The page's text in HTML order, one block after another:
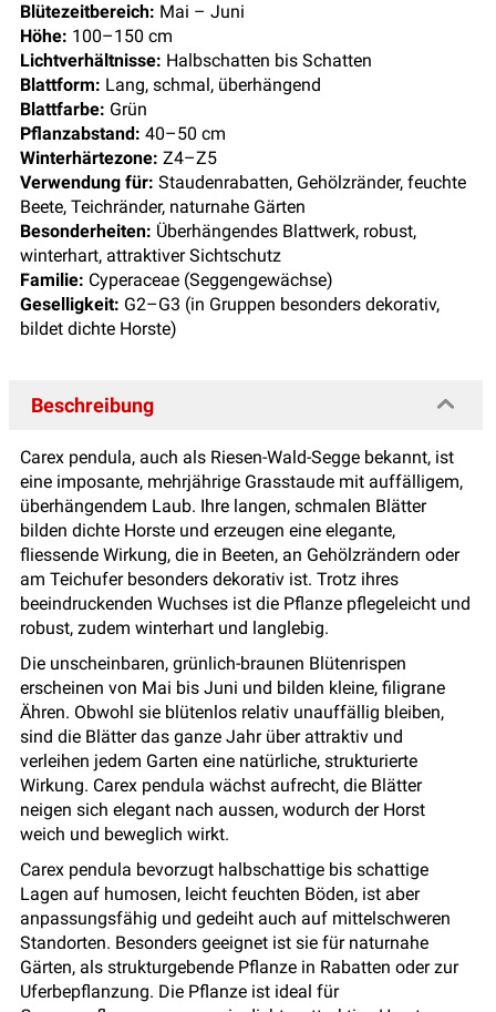
Blütezeitbereich: Mai – Juni
Höhe: 100–150 cm
Lichtverhältnisse: Halbschatten bis Schatten
Blattform: Lang, schmal, überhängend
Blattfarbe: Grün
Pflanzabstand: 40–50 cm
Winterhärtezone: Z4–Z5
Verwendung für: Staudenrabatten, Gehölzränder, feuchte
Beete, Teichränder, naturnahe Gärten
Besonderheiten: Überhängendes Blattwerk, robust,
winterhart, attraktiver Sichtschutz
Familie: Cyperaceae (Seggengewächse)
Geselligkeit: G2–G3 (in Gruppen besonders dekorativ,
bildet dichte Horste)
Beschreibung
Carex pendula, auch als Riesen-Wald-Segge bekannt, ist
eine imposante, mehrjährige Grasstaude mit auffälligem,
überhängendem Laub. Ihre langen, schmalen Blätter
bilden dichte Horste und erzeugen eine elegante,
fliessende Wirkung, die in Beeten, an Gehölzrändern oder
am Teichufer besonders dekorativ ist. Trotz ihres
beeindruckenden Wuchses ist die Pflanze pflegeleicht und
robust, zudem winterhart und langlebig.
Die unscheinbaren, grünlich-braunen Blütenrispen
erscheinen von Mai bis Juni und bilden kleine, filigrane
Ähren. Obwohl sie blütenlos relativ unauffällig bleiben,
sind die Blätter das ganze Jahr über attraktiv und
verleihen jedem Garten eine natürliche, strukturierte
Wirkung. Carex pendula wächst aufrecht, die Blätter
neigen sich elegant nach aussen, wodurch der Horst
weich und beweglich wirkt.
Carex pendula bevorzugt halbschattige bis schattige
Lagen auf humosen, leicht feuchten Böden, ist aber
anpassungsfähig und gedeiht auch auf mittelschweren
Standorten. Besonders geeignet ist sie für naturnahe
Gärten, als strukturgebende Pflanze in Rabatten oder zur
Uferbepflanzung. Die Pflanze ist ideal für